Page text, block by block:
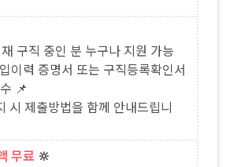
구직 중인 분 누구나 지원 가능
이력 증명서 또는 구직등록확인서
📌
제출방법을 함께 안내드립니
무료 🔆